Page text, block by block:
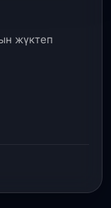
ұлттық
нысан
жүктеп